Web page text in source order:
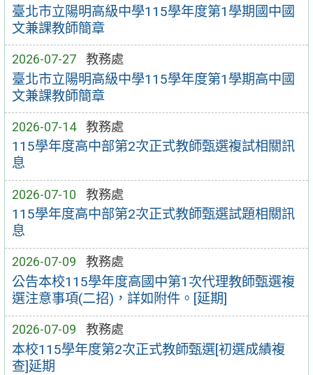
臺北市立陽明高級中學115學年度第1學期國中國
文兼課教師簡章
2026-07-27 教務處
臺北市立陽明高級中學115學年度第1學期高中國
文兼課教師簡章
2026-07-14 教務處
115學年度高中部第2次正式教師甄選複試相關訊
息
2026-07-10 教務處
115學年度高中部第2次正式教師甄選試題相關訊
息
2026-07-09 教務處
公告本校115學年度高國中第1次代理教師甄選複
選注意事項(二招)，詳如附件。[延期]
2026-07-09 教務處
本校115學年度第2次正式教師甄選[初選成績複
查]延期